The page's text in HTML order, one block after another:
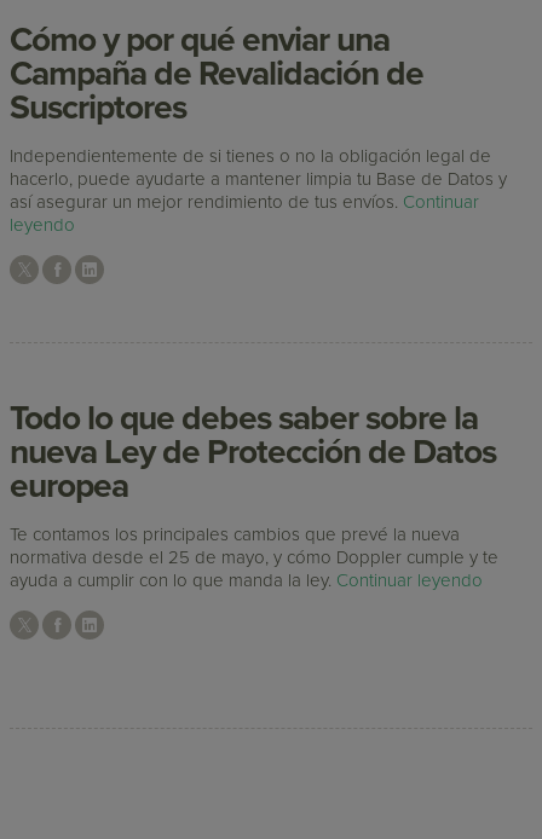
Cómo y por qué enviar una
Campaña de Revalidación de
Suscriptores
Independientemente de si tienes o no la obligación legal de
hacerlo, puede ayudarte a mantener limpia tu Base de Datos y
así asegurar un mejor rendimiento de tus envíos. Continuar
leyendo
Todo lo que debes saber sobre la
nueva Ley de Protección de Datos
europea
Te contamos los principales cambios que prevé la nueva
normativa desde el 25 de mayo, y cómo Doppler cumple y te
ayuda a cumplir con lo que manda la ley. Continuar leyendo